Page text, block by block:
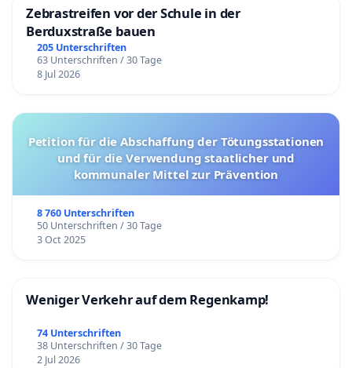
Zebrastreifen vor der Schule in der
Berduxstraße bauen
205 Unterschriften
63 Unterschriften / 30 Tage
8 Jul 2026
Petition für die Abschaffung der Tötungsstationen
und für die Verwendung staatlicher und
kommunaler Mittel zur Prävention
8 760 Unterschriften
50 Unterschriften / 30 Tage
3 Oct 2025
Weniger Verkehr auf dem Regenkamp!
74 Unterschriften
38 Unterschriften / 30 Tage
2 Jul 2026